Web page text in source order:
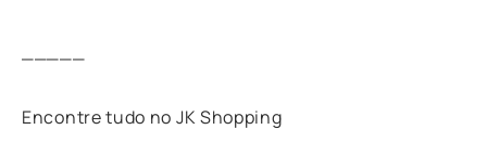
Encontre tudo no JK Shopping